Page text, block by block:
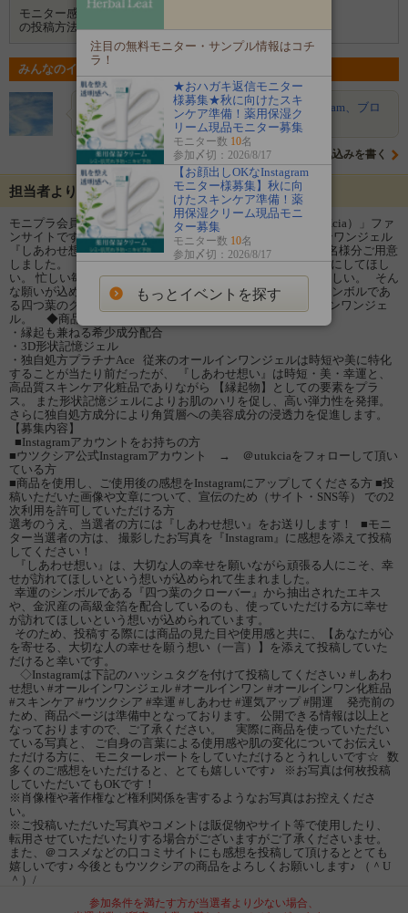
モニター感想
の投稿方法
みんなのイベントの意気込み
hica
丁寧にしっかりモニター致します。 Instagram、ブロ
グ、口コミサイ…
意気込みを書く
担当者よりメッセージ
モニプラ会員のみなさま、こんにちは！ 「ウツクシア（utuKcia）」ファ
ンサイトです。 このたび、2022年4月発売予定のオールインワンジェル
『しあわせ想い』を、 発売記念としてどどーん！！！と
名様分ご用意
しました。 誰かのために頑張る人こそ、自分のことも大切にしてほし
い。 忙しい毎日を過ごす人こそ、幸せのひとときがあってほしい。 そん
な願いが込められて生まれた『しあわせ想い』は、 幸せのシンボルであ
る四つ葉のクローバーから作られた成分を配合するオールインワンジェ
ル。 ◆商品の特徴
・縁起も兼ねる希少成分配合
・3D形状記憶ジェル
・独自処方プラチナAce 従来のオールインワンジェルは時短や美に特化
することが当たり前だったが、 『しあわせ想い』は時短・美・幸運と、
高品質スキンケア化粧品でありながら 【縁起物】としての要素をプラ
ス。 また形状記憶ジェルによりお肌のハリを促し、高い弾力性を発揮。
さらに独自処方成分により角質層への美容成分の浸透力を促進します。
【募集内容】
■Instagramアカウントをお持ちの方
■ウツクシア公式Instagramアカウント → ＠utukciaをフォローして頂い
ている方
■商品を使用し、ご使用後の感想をInstagramにアップしてくださる方 ■投
稿いただいた画像や文章について、宣伝のため（サイト・SNS等） での2
次利用を許可していただける方
選考のうえ、当選者の方には『しあわせ想い』をお送りします！ ■モニ
ター当選者の方は、 撮影したお写真を『Instagram』に感想を添えて投稿
してください！
『しあわせ想い』は、大切な人の幸せを願いながら頑張る人にこそ、幸
せが訪れてほしいという想いが込められて生まれました。
幸運のシンボルである『四つ葉のクローバー』から抽出されたエキス
や、金沢産の高級金箔を配合しているのも、使っていただける方に幸せ
が訪れてほしいという想いが込められています。
そのため、投稿する際には商品の見た目や使用感と共に、【あなたが心
を寄せる、大切な人の幸せを願う想い（一言）】を添えて投稿していた
だけると幸いです。
◇Instagramは下記のハッシュタグを付けて投稿してください♪ #しあわ
せ想い #オールインワンジェル #オールインワン #オールインワン化粧品
#スキンケア #ウツクシア #幸運 #しあわせ #運気アップ #開運 発売前の
ため、商品ページは準備中となっております。 公開できる情報は以上と
なっておりますので、ご了承ください。 実際に商品を使っていただい
ている写真と、 ご自身の言葉による使用感や肌の変化についてお伝えい
ただける方に、 モニターレポートをしていただけるとうれしいです☆ 数
多くのご感想をいただけると、とても嬉しいです♪ ※お写真は何枚投稿
していただいてもOKです！
※肖像権や著作権など権利関係を害するようなお写真はお控えくださ
い。
※ご投稿いただいた写真やコメントは販促物やサイト等で使用したり、
転用させていただいたりする場合がございますがご了承くださいませ。
また、＠コスメなどの口コミサイトにも感想を投稿して頂けるととても
嬉しいです♪ 今後ともウツクシアの商品をよろしくお願いします♪ （＾U
＾）/
参加条件を満たす方が当選者より少ない場合、
注目の無料モニター・サンプル情報はコチ
ラ！
★おハガキ返信モニター
様募集★秋に向けたスキ
ンケア準備！薬用保湿ク
リーム現品モニター募集
モニター数 10名
参加〆切：2026/8/17
【お顔出しOKなInstagram
モニター様募集】秋に向
けたスキンケア準備！薬
用保湿クリーム現品モニ
ター募集
モニター数 10名
参加〆切：2026/8/17
もっとイベントを探す